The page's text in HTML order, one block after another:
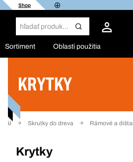
Shop
Sortiment Oblasti použitia
KRYTKY
Skrutky do dreva Rámové a
Krytky
Filter